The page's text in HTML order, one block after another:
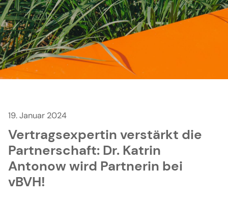
19. Januar 2024
Vertragsexpertin verstärkt die
Partnerschaft: Dr. Katrin
Antonow wird Partnerin bei
vBVH!